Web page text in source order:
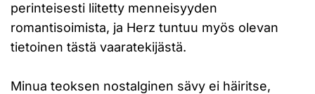
perinteisesti liitetty menneisyyden
romantisoimista, ja Herz tuntuu myös olevan
tietoinen tästä vaaratekijästä.
Minua teoksen nostalginen sävy ei häiritse,